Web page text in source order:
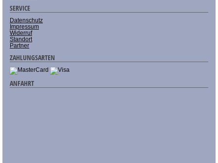
SERVICE
Datenschutz
Impressum
Widerruf
Standort
Partner
ZAHLUNGSARTEN
ANFAHRT